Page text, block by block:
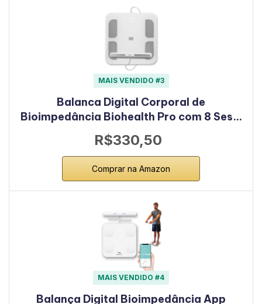
MAIS VENDIDO #3
Balanca Digital Corporal de
Bioimpedância Biohealth Pro com 8 Ses…
R$330,50
Comprar na Amazon
MAIS VENDIDO #4
Balança Digital Bioimpedância App